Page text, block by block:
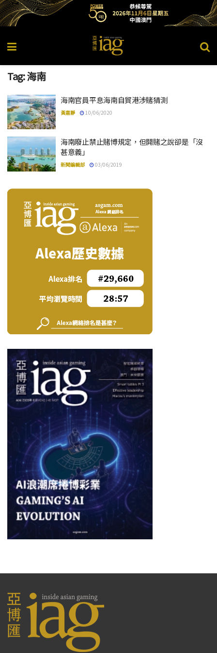
Tag:海南
海南官員平息海南自貿港涉賭猜測
黃嘉靜 10/06/2020
海南廢止禁止賭博規定，但開賭之說卻是「沒
甚意義」
新聞編輯部 03/06/2019